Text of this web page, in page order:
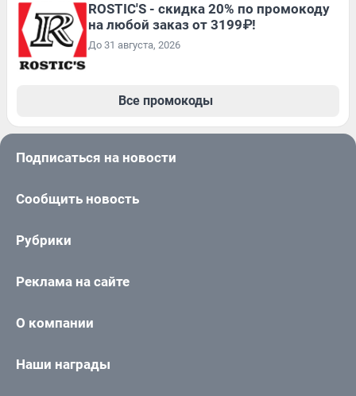
ROSTIC'S - скидка 20% по промокоду
на любой заказ от 3199₽!
До 31 августа, 2026
Все промокоды
Подписаться на новости
Сообщить новость
Рубрики
Реклама на сайте
О компании
Наши награды